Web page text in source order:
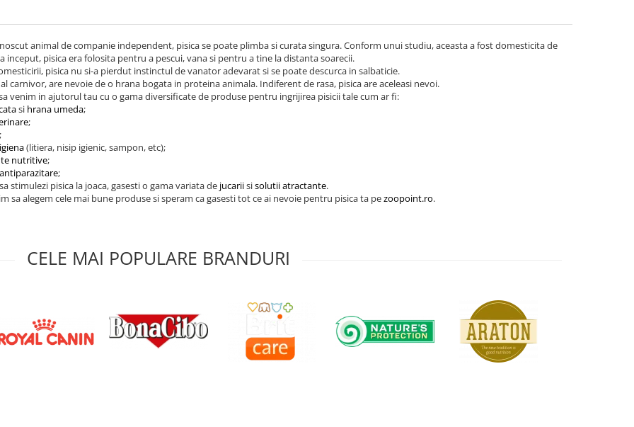
animal de companie independent, pisica se poate plimba si curata singura. Conform unui studiu, aceasta a fost domesticita de
inceput, pisica era folosita pentru a pescui, vana si pentru a tine la distanta soarecii.
pisica nu si-a pierdut instinctul de vanator adevarat si se poate descurca in salbaticie.
carnivor, are nevoie de o hrana bogata in proteina animala. Indiferent de rasa, pisica are aceleasi nevoi.
venim in ajutorul tau cu o gama diversificate de produse pentru ingrijirea pisicii tale cum ar fi:
si hrana umeda;
;
;
(litiera, nisip igienic, sampon, etc);
nutritive;
;
stimulezi pisica la joaca, gasesti o gama variata de jucariisisolutii atractante.
sa alegem cele mai bune produse si speram ca gasesti tot ce ai nevoie pentru pisica ta pezoopoint.ro.
CELE MAI POPULARE BRANDURI